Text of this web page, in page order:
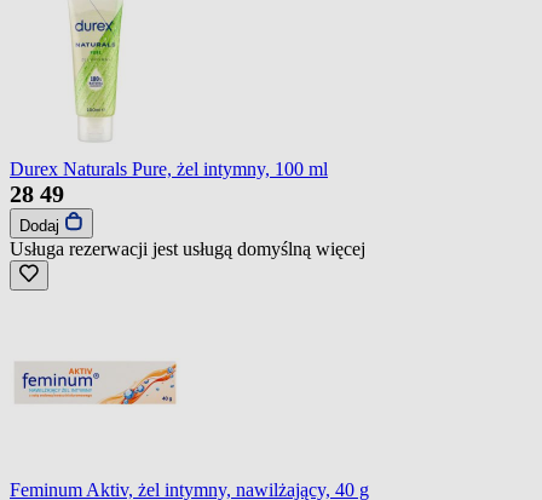
Durex Naturals Pure, żel intymny, 100 ml
28 49
Dodaj
Usługa rezerwacji jest usługą domyślną więcej
Feminum Aktiv, żel intymny, nawilżający, 40 g